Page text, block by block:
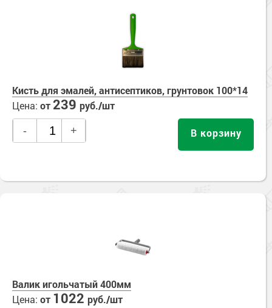
Кисть для эмалей, антисептиков, грунтовок 100*14
Цена: от239 руб./шт
- + В корзину
Валик игольчатый 400мм
Цена: от 1022 руб./шт